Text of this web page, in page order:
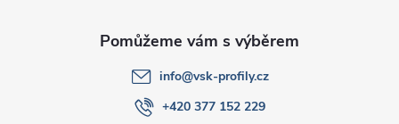
info@vsk-profily.cz
+420 377 152 229